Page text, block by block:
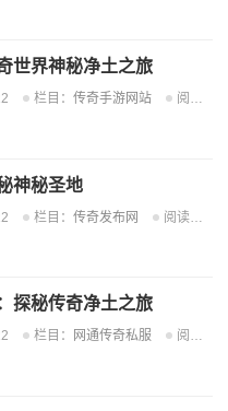
世界神秘净土之旅
栏目： 传奇手游网站 阅读：656
神秘圣地
栏目： 传奇发布网 阅读：750
探秘传奇净土之旅
栏目： 网通传奇私服 阅读：476